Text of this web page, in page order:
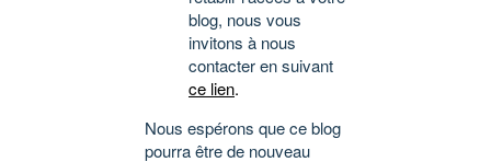
blog, nous vous
invitons à nous
contacter en suivant
ce lien.
Nous espérons que ce blog
pourra être de nouveau